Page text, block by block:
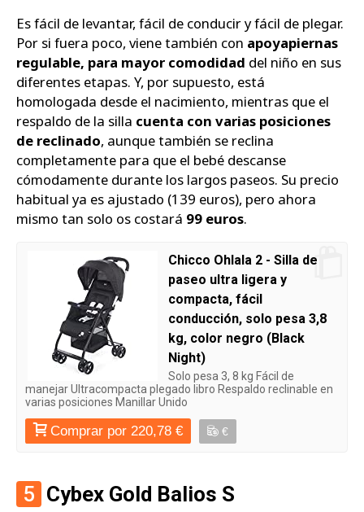
Es fácil de levantar, fácil de conducir y fácil de plegar.
Por si fuera poco, viene también con apoyapiernas
regulable, para mayor comodidad del niño en sus
diferentes etapas. Y, por supuesto, está
homologada desde el nacimiento, mientras que el
respaldo de la silla cuenta con varias posiciones
de reclinado, aunque también se reclina
completamente para que el bebé descanse
cómodamente durante los largos paseos. Su precio
habitual ya es ajustado (139 euros), pero ahora
mismo tan solo os costará 99 euros.
Chicco Ohlala 2 - Silla de
paseo ultra ligera y
compacta, fácil
conducción, solo pesa 3,8
kg, color negro (Black
Night)
Solo pesa 3, 8 kg Fácil de
manejar Ultracompacta plegado libro Respaldo reclinable en
varias posiciones Manillar Unido
Comprar por 220,78 € €
5 Cybex Gold Balios S